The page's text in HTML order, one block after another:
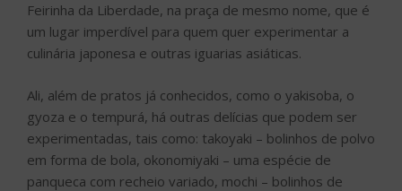
Feirinha da Liberdade, na praça de mesmo nome, que é
um lugar imperdível para quem quer experimentar a
culinária japonesa e outras iguarias asiáticas.
Ali, além de pratos já conhecidos, como o yakisoba, o
gyoza e o tempurá, há outras delícias que podem ser
experimentadas, tais como: takoyaki – bolinhos de polvo
em forma de bola, okonomiyaki – uma espécie de
panqueca com recheio variado, mochi – bolinhos de